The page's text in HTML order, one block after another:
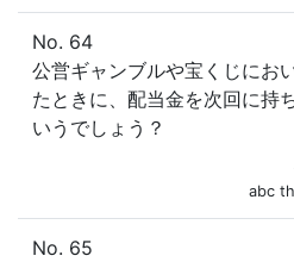
No. 64
公営ギャンブルや宝くじにお
たときに、配当金を次回に持
いうでしょう？
abc
No. 65